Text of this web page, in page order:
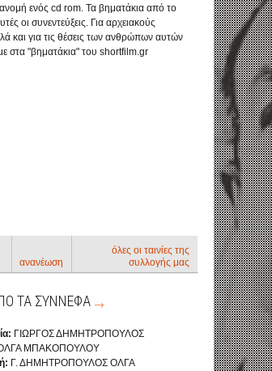
ενός cd rom. Τα βηματάκια από το
οι συνεντεύξεις. Για αρχειακούς
και για τις θέσεις των ανθρώπων αυτών
στα "βηματάκια" του shortfilm.gr
ανανέωση
όλες οι ταινίες της
συλλογής μας
ΤΑ ΣΥΝΝΕΦΑ
ΓΙΩΡΓΟΣ ΔΗΜΗΤΡΟΠΟΥΛΟΣ
ΜΠΑΚΟΠΟΥΛΟΥ
Γ. ΔΗΜΗΤΡΟΠΟΥΛΟΣ ΟΛΓΑ